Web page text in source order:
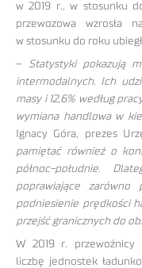
w 2019 r., w stosunku
przewozowa
w stosunku do roku
– Statystyki pokazują
intermodalnych. Ich
masy i 12,6% według
wymiana handlowa w
Ignacy Góra, prezes
pamiętać również o
północ-południe.
poprawiające
podniesienie prędkości
przejść granicznych do
W 2019 r. przewoźnicy
liczbę jednostek